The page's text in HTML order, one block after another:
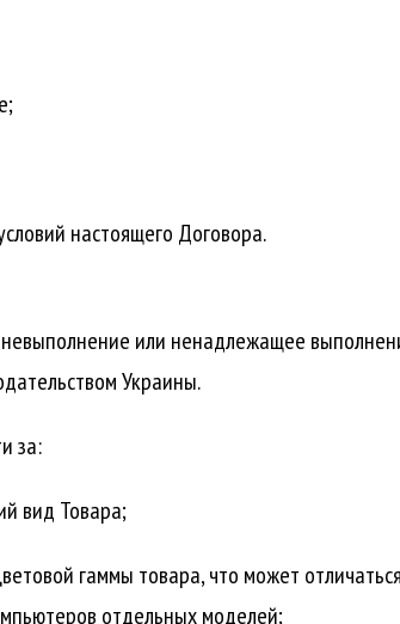
настоящего Договора.
невыполнение или ненадлежащее
Украины.
за:
вид Товара;
гаммы товара, что может
отдельных моделей;